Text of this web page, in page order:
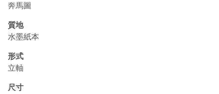
奔馬圖
質地
水墨紙本
形式
立軸
尺寸